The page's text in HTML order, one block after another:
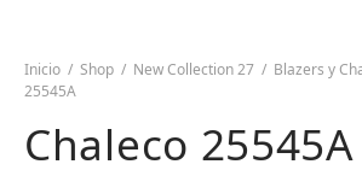
Inicio / Shop / New Collection 27 / Blazers y
25545A
Chaleco 25545A